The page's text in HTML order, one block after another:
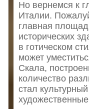
Но вернемся к
Италии.
главная
исторических
в готическом
может
Скала,
количество
стал